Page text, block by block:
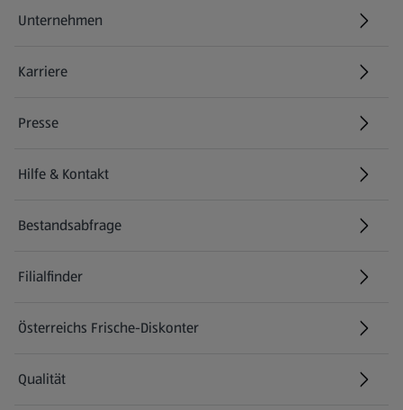
Unternehmen
Karriere
(öffnet in einem neuen Tab)
Presse
Hilfe & Kontakt
(öffnet in einem neuen Tab)
Bestandsabfrage
(öffnet in einem neuen Tab)
Filialfinder
Österreichs Frische-Diskonter
Qualität